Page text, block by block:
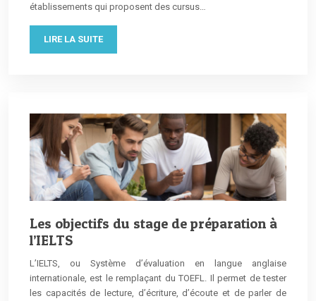
établissements qui proposent des cursus…
LIRE LA SUITE
Les objectifs du stage de préparation à
l’IELTS
L’IELTS, ou Système d’évaluation en langue anglaise
internationale, est le remplaçant du TOEFL. Il permet de tester
les capacités de lecture, d’écriture, d’écoute et de parler de